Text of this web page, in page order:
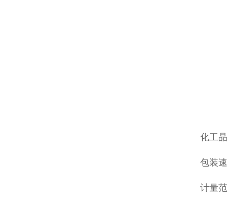
化工
包装
计量